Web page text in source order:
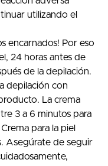
utilizando el
encarnados! Por eso
24 horas antes de
de la depilación.
depilación con
La crema
3 a 6 minutos para
para la piel
Asegúrate de seguir